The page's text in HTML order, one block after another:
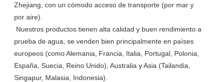
Zhejiang, con un cómodo acceso de transporte (por mar y
por aire).
prueba de agua, se venden bien principalmente en países
europeos (como Alemania, Francia, Italia, Portugal, Polonia,
España, Suecia, Reino Unido), Australia y Asia (Tailandia,
Singapur, Malasia, Indonesia).